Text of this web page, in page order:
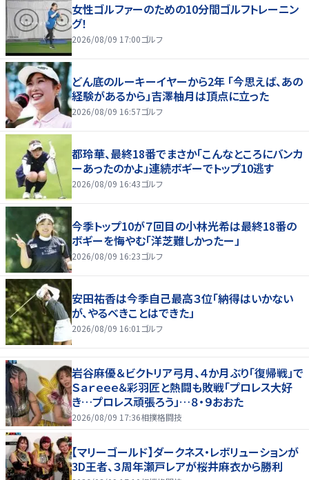
女性ゴルファーのための10分間ゴルフトレーニン
グ！
2026/08/09 17:00ゴルフ
どん底のルーキーイヤーから2年 「今思えば、あの
経験があるから」吉澤柚月は頂点に立った
2026/08/09 16:57ゴルフ
都玲華、最終18番でまさか「こんなところにバンカ
ーあったのかよ」連続ボギーでトップ10逃す
2026/08/09 16:43ゴルフ
今季トップ10が７回目の小林光希は最終18番の
ボギーを悔やむ「洋芝難しかったー」
2026/08/09 16:23ゴルフ
安田祐香は今季自己最高３位「納得はいかない
が、やるべきことはできた」
2026/08/09 16:01 ゴルフ
岩谷麻優＆ビクトリア弓月、４か月ぶり「復帰戦」で
Ｓａｒｅｅｅ＆彩羽匠と熱闘も敗戦「プロレス大好
き…プロレス頑張ろう」…８・９おおた
2026/08/09 17:36相撲格闘技
【マリーゴールド】ダークネス・レボリューションが
3D王者、３周年瀬戸レアが桜井麻衣から勝利